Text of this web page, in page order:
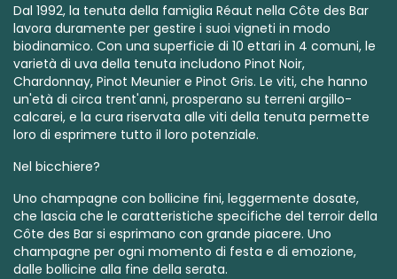
Dal 1992, la tenuta della famiglia Réaut nella Côte des Bar
lavora duramente per gestire i suoi vigneti in modo
biodinamico. Con una superficie di 10 ettari in 4 comuni, le
varietà di uva della tenuta includono Pinot Noir,
Chardonnay, Pinot Meunier e Pinot Gris. Le viti, che hanno
un'età di circa trent'anni, prosperano su terreni argillo-
calcarei, e la cura riservata alle viti della tenuta permette
loro di esprimere tutto il loro potenziale.
Nel bicchiere?
Uno champagne con bollicine fini, leggermente dosate,
che lascia che le caratteristiche specifiche del terroir della
Côte des Bar si esprimano con grande piacere. Uno
champagne per ogni momento di festa e di emozione,
dalle bollicine alla fine della serata.